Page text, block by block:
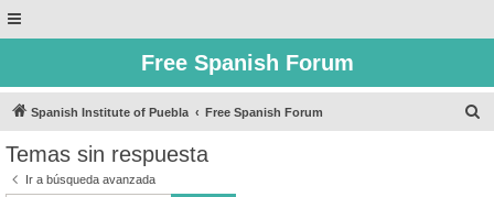
Free Spanish Forum
Spanish Institute of Puebla Free Spanish Forum
Temas sin respuesta
Ir a búsqueda avanzada